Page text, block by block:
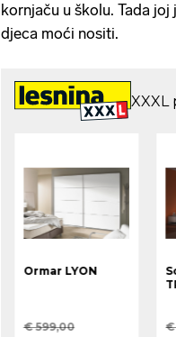
kornjaču u školu. Tada
djeca moći nositi.